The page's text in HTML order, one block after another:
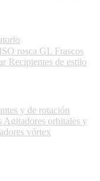
rosca GL Frascos
Recipientes de estilo
y de rotación
Agitadores orbitales y
vórtex